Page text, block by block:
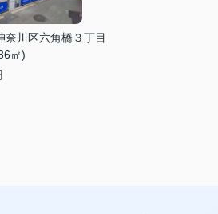
奈川区六角橋３丁目
㎡)